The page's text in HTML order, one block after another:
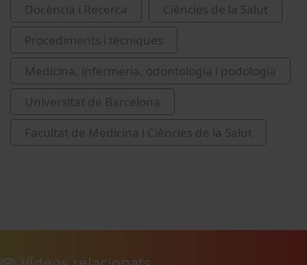
Docència i Recerca
Ciències de la Salut
Procediments i tècniques
Medicina, infermeria, odontologia i podologia
Universitat de Barcelona
Facultat de Medicina i Ciències de la Salut